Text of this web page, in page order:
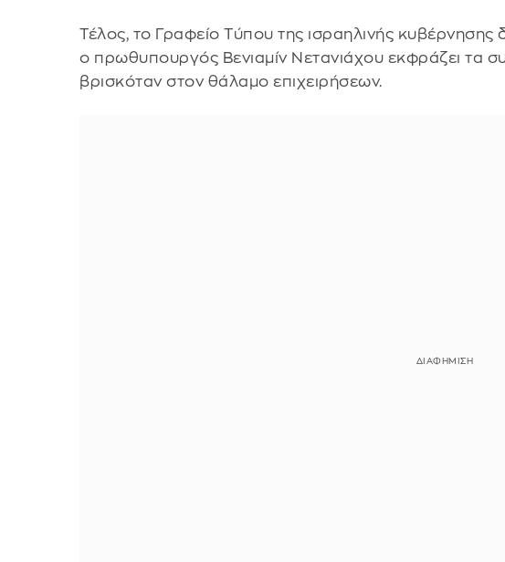
Τέλος, το Γραφείο Τύπου της ισραηλινής κυβέρνησης
ο πρωθυπουργός Βενιαμίν Νετανιάχου εκφράζει τα
βρισκόταν στον θάλαμο επιχειρήσεων.